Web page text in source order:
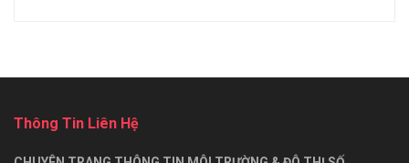
Thông Tin Liên Hệ